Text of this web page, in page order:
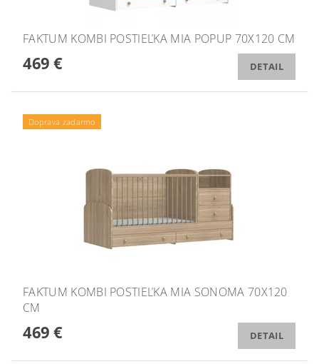
FAKTUM KOMBI POSTIEĽKA MIA POPUP 70X120 CM
469 € DETAIL
Doprava zadarmo
FAKTUM KOMBI POSTIEĽKA MIA SONOMA 70X120
CM
469 € DETAIL